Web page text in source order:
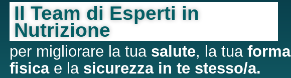
Il Team di Esperti in
Nutrizione
per migliorare la tua salute, la tua forma
fisicae la sicurezza in te stesso/a.